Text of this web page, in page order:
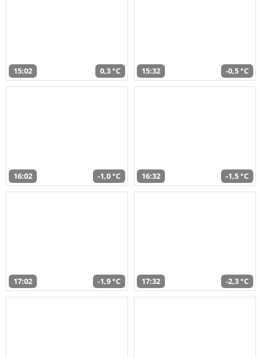
15:02 0,3 °C 15:32 -0,5 °C
16:02 -1,0 °C 16:32 -1,5 °C
17:02 -1,9 °C 17:32 -2,3 °C